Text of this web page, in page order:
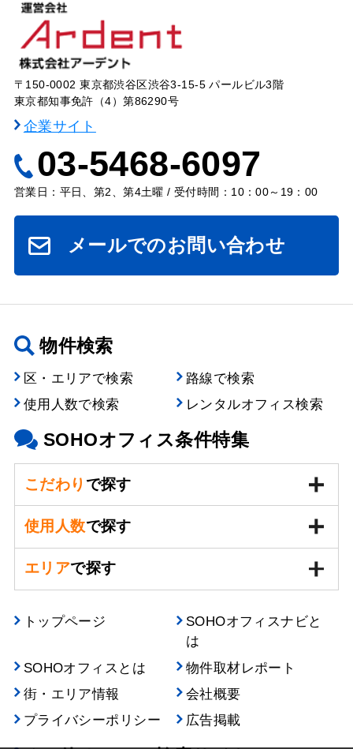
〒150-0002 東京都渋谷区渋谷3-15-5 パールビル3階
東京都知事免許（4）第86290号
企業サイト
03-5468-6097
営業日：平日、第2、第4土曜 / 受付時間：10：00～19：00
メールでのお問い合わせ
物件検索
区・エリアで検索
路線で検索
使用人数で検索
レンタルオフィス検索
SOHOオフィス条件特集
こだわり で探す
使用人数で探す
エリアで探す
トップページ
SOHOオフィスナビと
は
SOHOオフィスとは
物件取材レポート
街・エリア情報
会社概要
プライバシーポリシー
広告掲載